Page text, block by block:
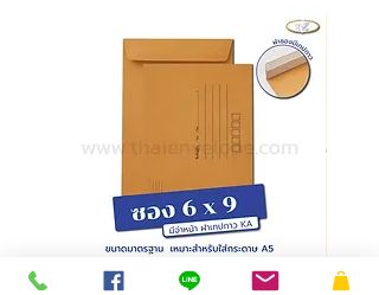
สั่งซื้อก่อนเวลา 10.00 น. สามารถจัดส่ง
ภายในวันเดียวกัน
การสั่งซื้อหลังเวลา 10.00น.จัดส่ง
ภายในวันทำการถัดไป